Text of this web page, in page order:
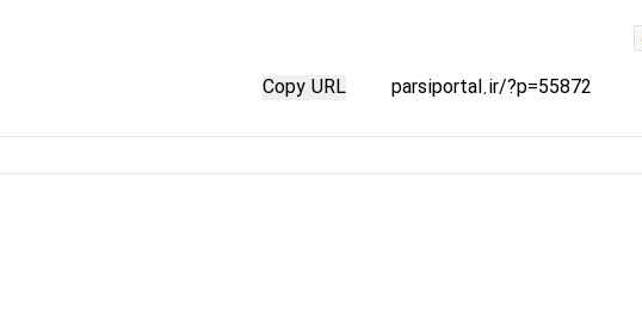
Copy URL